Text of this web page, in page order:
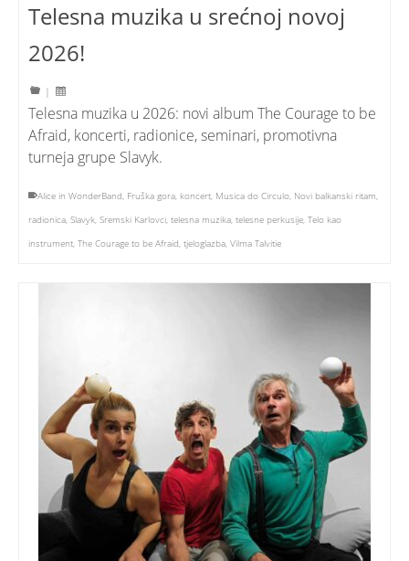
Telesna muzika u srećnoj novoj
2026!
|
Telesna muzika u 2026: novi album The Courage to be
Afraid, koncerti, radionice, seminari, promotivna
turneja grupe Slavyk.
Alice in WonderBand, Fruška gora, koncert, Musica do Circulo, Novi balkanski ritam,
radionica, Slavyk, Sremski Karlovci, telesna muzika, telesne perkusije, Telo kao
instrument, The Courage to be Afraid, tjeloglazba, Vilma Talvitie